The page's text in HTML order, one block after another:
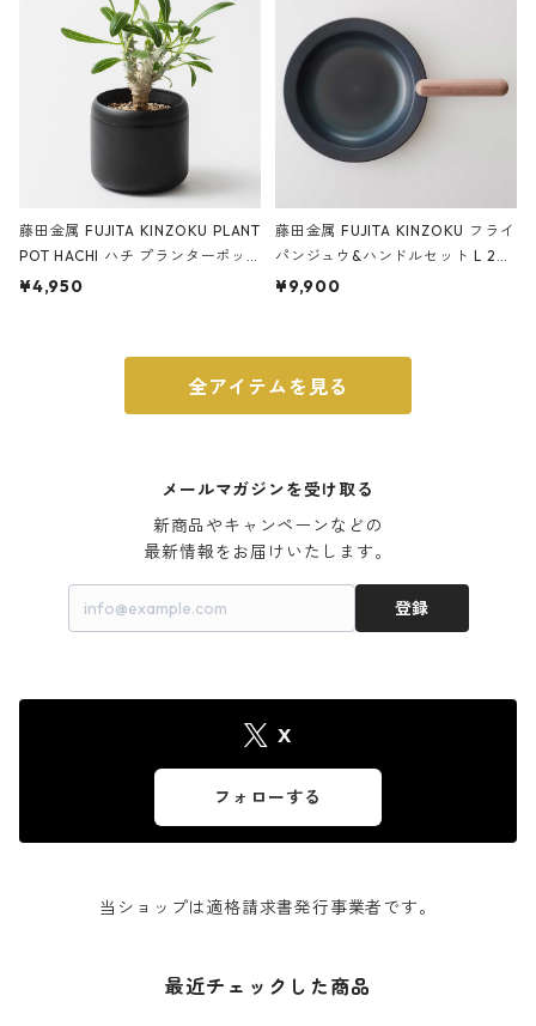
藤田金属 FUJITA KINZOKU PLANT
POT HACHI ハチ プランターポッ
ト 3号 ブラック
¥4,950
藤田金属 FUJITA KINZOKU フライ
パンジュウ&ハンドルセット L 24c
m ガス火・IH対応 鉄フライパン
¥9,900
全アイテムを見る
メールマガジンを受け取る
新商品やキャンペーンなどの
最新情報をお届けいたします。
登録
X
フォローする
当ショップは適格請求書発行事業者です。
最近チェックした商品